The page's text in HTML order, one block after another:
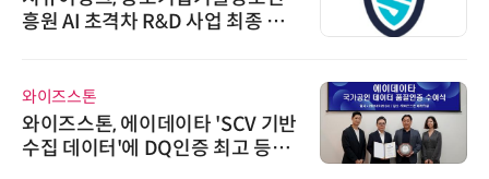
흥원 AI 초격차 R&D 사업 최종 선
와이즈스톤
와이즈스톤, 에이데이타 'SCV 기반
수집 데이터'에 DQ인증 최고 등급